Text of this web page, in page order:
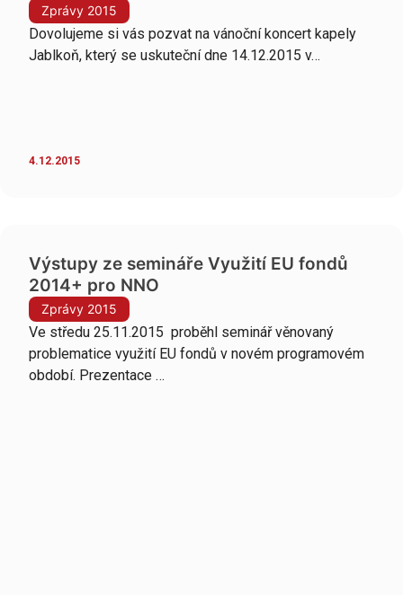
Zprávy 2015
Dovolujeme si vás pozvat na vánoční koncert kapely
Jablkoň, který se uskuteční dne 14.12.2015 v…
4.12.2015
Výstupy ze semináře Využití EU fondů
2014+ pro NNO
Zprávy 2015
Ve středu 25.11.2015 proběhl seminář věnovaný
problematice využití EU fondů v novém programovém
období. Prezentace …